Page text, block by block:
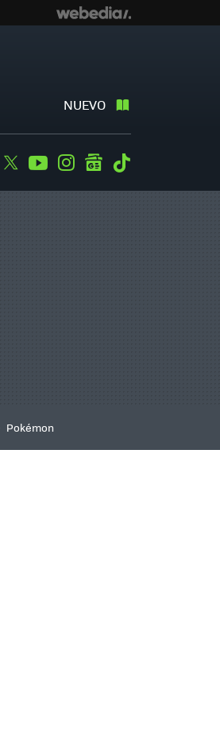
NUEVO
Facebook
TwitterYoutubeInstagramgooglenews
Pokémon